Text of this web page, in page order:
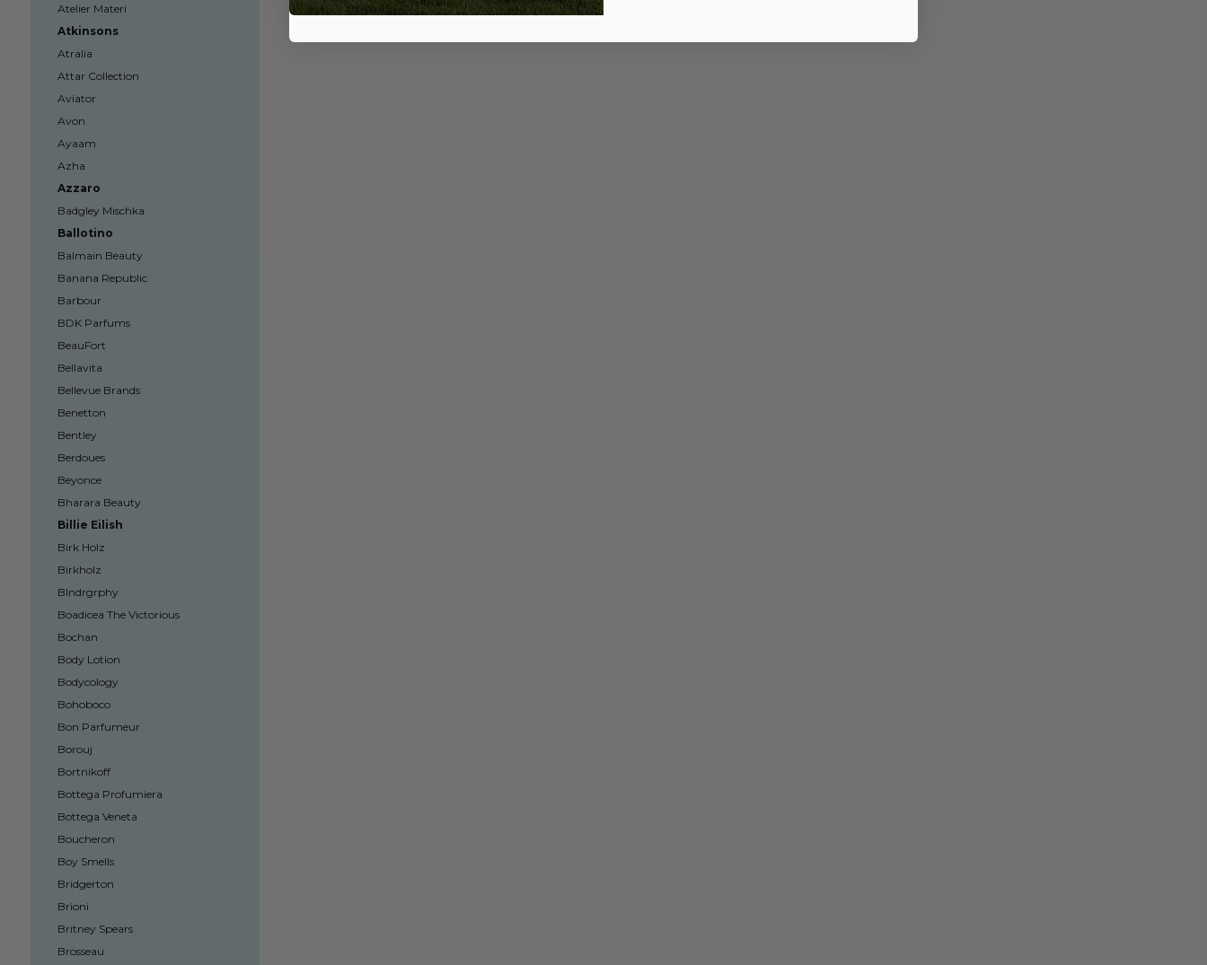
Atelier Materi
Atkinsons
Atralia
Attar Collection
Aviator
Avon
Ayaam
Azha
Azzaro
Badgley Mischka
Ballotino
Balmain Beauty
Banana Republic
Barbour
BDK Parfums
BeauFort
Bellavita
Bellevue Brands
Benetton
Bentley
Berdoues
Beyonce
Bharara Beauty
Billie Eilish
Birk Holz
Birkholz
Blndrgrphy
Boadicea The Victorious
Bochan
Body Lotion
Bodycology
Bohoboco
Bon Parfumeur
Borouj
Bortnikoff
Bottega Profumiera
Bottega Veneta
Boucheron
Boy Smells
Bridgerton
Brioni
Britney Spears
Brosseau